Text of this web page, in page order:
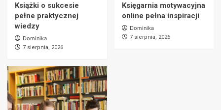
Książki o sukcesie
pełne praktycznej
wiedzy
Dominika
7 sierpnia, 2026
Księgarnia motywacyjna
online pełna inspiracji
Dominika
7 sierpnia, 2026